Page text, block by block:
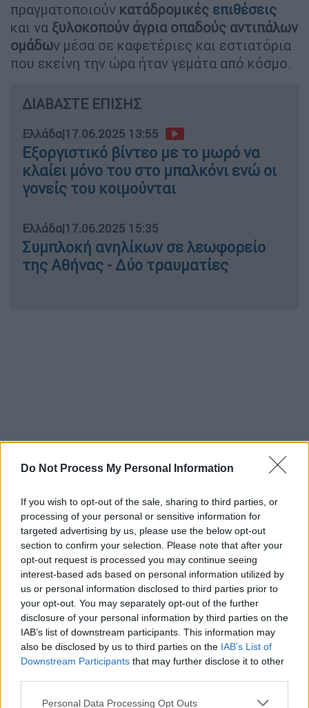
Do Not Process My Personal Information
If you wish to opt-out of the sale, sharing to third parties, or
processing of your personal or sensitive information for
targeted advertising by us, please use the below opt-out
section to confirm your selection. Please note that after your
opt-out request is processed you may continue seeing
interest-based ads based on personal information utilized by
us or personal information disclosed to third parties prior to
your opt-out. You may separately opt-out of the further
disclosure of your personal information by third parties on the
IAB’s list of downstream participants. This information may
also be disclosed by us to third parties on the IAB’s List of
Downstream Participants that may further disclose it to other
Please note that this website/app uses one or more Google
Personal Data Processing Opt Outs
πραγματοποιούν κατάδρομικές επιθέσεις
και να ξυλοκοπούν άγρια οπαδούς αντιπάλων
ομάδων μέσα σε καφετέριες και εστιατόρια
που εκείνη την ώρα ήταν γεμάτα από κόσμο.
ΔΙΑΒΑΣΤΕ ΕΠΙΣΗΣ
Ελλάδα|17.06.2025 13:55
Εξοργιστικό βίντεο με το μωρό να
κλαίει μόνο του στο μπαλκόνι ενώ οι
γονείς του κοιμούνται
Ελλάδα|17.06.2025 15:35
Συμπλοκή ανηλίκων σε λεωφορείο
της Αθήνας - Δύο τραυματίες
Η ακτινογραφία των συμμοριών
Σε δύο εγκληματικές οργανώσεις με έντονο
οπαδικό υπόβαθρο φαίνεται πως
συμμετείχαν συνολικά 19 άτομα, σύμφωνα με
τα στοιχεία που προέκυψαν από την
αστυνομική έρευνα. Οι οργανώσεις είχαν
σαφήιεραρχική δομή,επιχειρησιακό
σχεδιασμό και βίαιη δράση σε διάφορες
περιοχέςτης Αττικής, κυρίως σε Νέο Κόσμο,
Άγιο Δημήτριο, Δάφνη και Νέα Σμύρνη.